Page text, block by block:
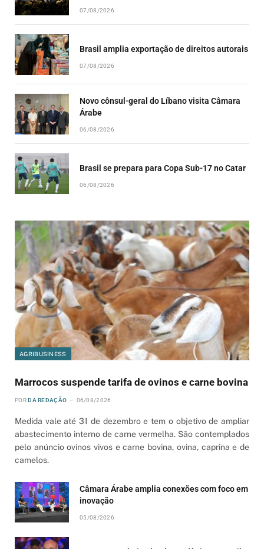
07/08/2026
Brasil amplia exportação de direitos autorais
07/08/2026
Novo cônsul-geral do Líbano visita Câmara
Árabe
06/08/2026
Brasil se prepara para Copa Sub-17 no Catar
06/08/2026
AGRIBUSINESS
Marrocos suspende tarifa de ovinos e carne bovina
POR DA REDAÇÃO 06/08/2026
Medida vale até 31 de dezembro e tem o objetivo de ampliar
abastecimento interno de carne vermelha. São contemplados
pelo anúncio ovinos vivos e carne bovina, ovina, caprina e de
camelos.
Câmara Árabe amplia conexões com foco em
inovação
05/08/2026